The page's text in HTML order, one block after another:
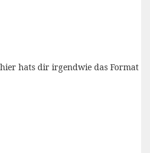
hats dir irgendwie das Format